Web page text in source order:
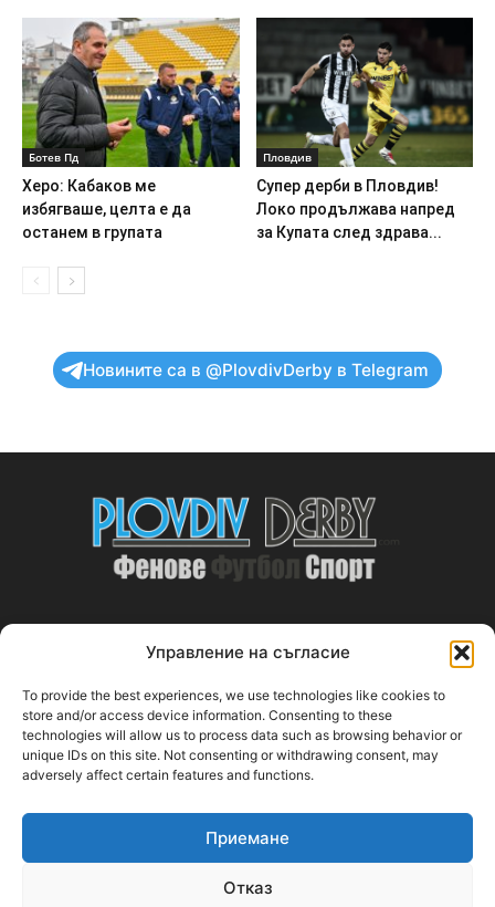
Управление на съгласие
To provide the best experiences, we use technologies like cookies to
store and/or access device information. Consenting to these
technologies will allow us to process data such as browsing behavior or
unique IDs on this site. Not consenting or withdrawing consent, may
adversely affect certain features and functions.
Приемане
Отказ
Ботев Пд
Херо: Кабаков ме
избягваше, целта е да
останем в групата
Пловдив
Супер дерби в Пловдив!
Локо продължава напред
за Купата след здрава...
Новините са в @PlovdivDerby в Telegram
ABOUT US
PlovdivDerby.com е първата пловдивска изцяло футболна
медия!
Свържи се с нас:plovdivderby.com@gmail.com
FOLLOW US